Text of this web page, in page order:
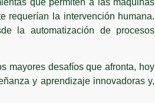
que permiten a las máquinas
requerían la intervención humana.
la automatización de procesos
mayores desafíos que afronta, hoy
y aprendizaje innovadoras y,